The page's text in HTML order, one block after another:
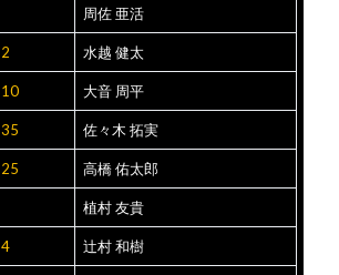
周佐 亜活
2 水越 健太
10 大音 周平
35 佐々木 拓実
25 高橋 佑太郎
植村 友貴
4 辻村 和樹